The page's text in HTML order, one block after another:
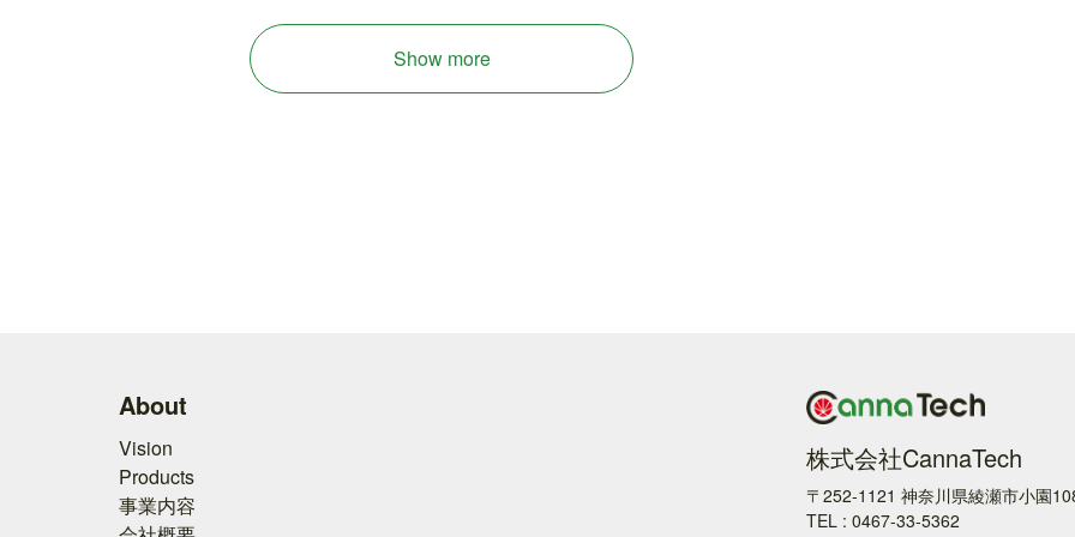
Show more
About
Vision
Products
事業内容
株式会社CannaTech
〒252-1121 神奈川県綾瀬市小園
TEL : 0467-33-5362